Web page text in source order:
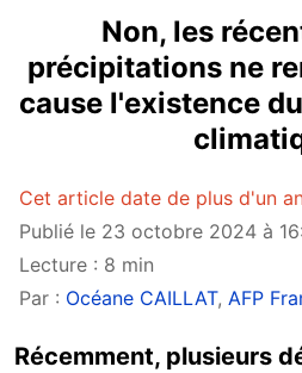
Non, les
précipitations ne
cause l'existence
Cet article date de plus d'un
Publié le 23 octobre 2024 à
Lecture : 8 min
Par : Océane CAILLAT, AFP
Récemment, plusieurs